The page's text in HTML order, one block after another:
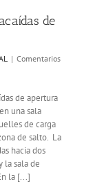
de
| Comentarios
de apertura
una sala
de carga
de salto. La
hacia dos
la sala de
la [...]